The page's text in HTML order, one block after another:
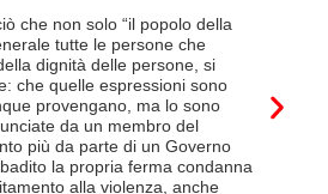
che non solo “il popolo della
tutte le persone che
dignità delle persone, si
che quelle espressioni sono
provengano, ma lo sono
da un membro del
più da parte di un Governo
la propria ferma condanna
alla violenza, anche
franchi
Questa